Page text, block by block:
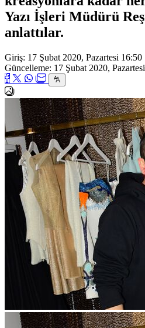
Yazı İşleri Müdürü
anlattılar.
Giriş: 17 Şubat 2020, Pazartesi 16:50
Güncelleme: 17 Şubat 2020,